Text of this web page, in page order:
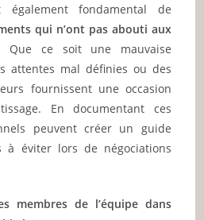
également fondamental de
qui n’ont pas abouti aux
Que ce soit une mauvaise
attentes mal définies ou des
fournissent une occasion
En documentant ces
peuvent créer un guide
à éviter lors de négociations
membres de l’équipe dans